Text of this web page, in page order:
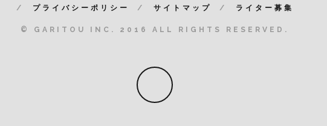
プライバシーポリシー
サイトマップ ライター募集
© GARITOU INC. 2016 ALL RIGHTS RESERVED.